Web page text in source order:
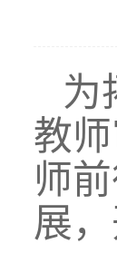
为
教
师
展